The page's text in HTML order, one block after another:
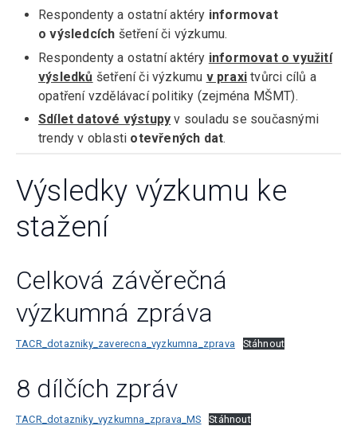
Respondenty a ostatní aktéry informovat
o výsledcích šetření či výzkumu.
Respondenty a ostatní aktéry informovat o využití
výsledků šetření či výzkumu v praxi tvůrci cílů a
opatření vzdělávací politiky (zejména MŠMT).
Sdílet datové výstupy v souladu se současnými
trendy v oblasti otevřených dat.
Výsledky výzkumu ke
stažení
Celková závěrečná
výzkumná zpráva
TACR_dotazniky_zaverecna_vyzkumna_zprava Stáhnout
8 dílčích zpráv
TACR_dotazniky_vyzkumna_zprava_MS
Stáhnout